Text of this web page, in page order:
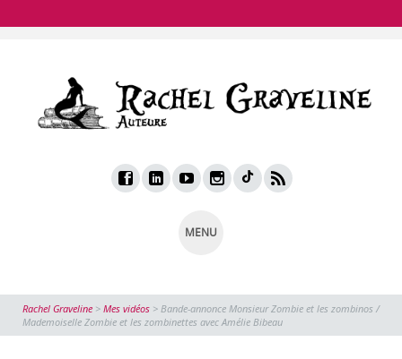
MENU
Rachel Graveline > Mes vidéos > Bande-annonce Monsieur Zombie et les zombinos /
Mademoiselle Zombie et les zombinettes avec Amélie Bibeau